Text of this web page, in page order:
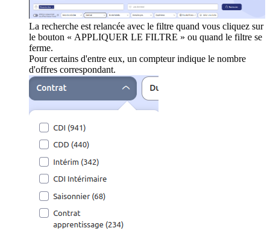
La recherche est relancée avec le filtre quand vous cliquez sur
le bouton « APPLIQUER LE FILTRE » ou quand le filtre se
ferme.
Pour certains d'entre eux, un compteur indique le nombre
d'offres correspondant.